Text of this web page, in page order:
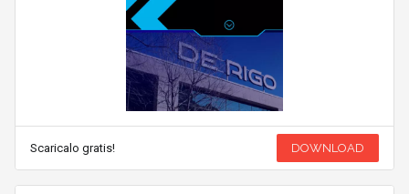
Scaricalo gratis! DOWNLOAD